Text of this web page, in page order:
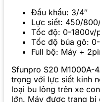
Đầu khẩu: 3/4″
Lực siết: 450/
Tốc độ: 0-1800v/
Tốc độ búa gõ:
Full bộ: Máy +
Sfunpro S20 M1000A-
trọng với lực siết kinh
loại bu lông trên xe
lớn. Máy được trang bị